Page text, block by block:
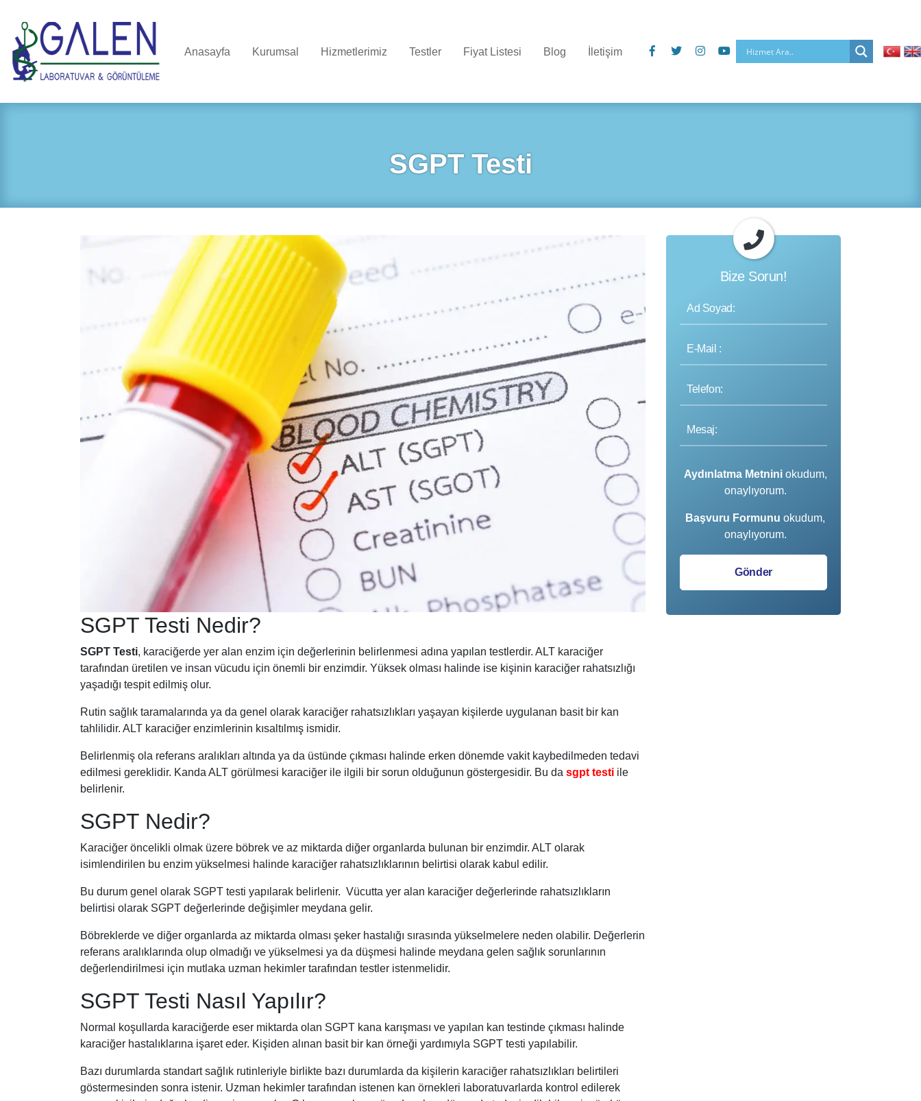
Anasayfa Kurumsal Hizmetlerimiz Testler Fiyat Listesi Blog İletişim
SGPT Testi
SGPT Testi Nedir?
SGPT Testi, karaciğerde yer alan enzim için değerlerinin belirlenmesi adına yapılan testlerdir. ALT karaciğer
tarafından üretilen ve insan vücudu için önemli bir enzimdir. Yüksek olması halinde ise kişinin karaciğer rahatsızlığı
yaşadığı tespit edilmiş olur.
Rutin sağlık taramalarında ya da genel olarak karaciğer rahatsızlıkları yaşayan kişilerde uygulanan basit bir kan
tahlilidir. ALT karaciğer enzimlerinin kısaltılmış ismidir.
Belirlenmiş ola referans aralıkları altında ya da üstünde çıkması halinde erken dönemde vakit kaybedilmeden tedavi
edilmesi gereklidir. Kanda ALT görülmesi karaciğer ile ilgili bir sorun olduğunun göstergesidir. Bu da sgpt testi ile
belirlenir.
SGPT Nedir?
Karaciğer öncelikli olmak üzere böbrek ve az miktarda diğer organlarda bulunan bir enzimdir. ALT olarak
isimlendirilen bu enzim yükselmesi halinde karaciğer rahatsızlıklarının belirtisi olarak kabul edilir.
Bu durum genel olarak SGPT testi yapılarak belirlenir. Vücutta yer alan karaciğer değerlerinde rahatsızlıkların
belirtisi olarak SGPT değerlerinde değişimler meydana gelir.
Böbreklerde ve diğer organlarda az miktarda olması şeker hastalığı sırasında yükselmelere neden olabilir. Değerlerin
referans aralıklarında olup olmadığı ve yükselmesi ya da düşmesi halinde meydana gelen sağlık sorunlarının
değerlendirilmesi için mutlaka uzman hekimler tarafından testler istenmelidir.
SGPT Testi Nasıl Yapılır?
Normal koşullarda karaciğerde eser miktarda olan SGPT kana karışması ve yapılan kan testinde çıkması halinde
karaciğer hastalıklarına işaret eder. Kişiden alınan basit bir kan örneği yardımıyla SGPT testi yapılabilir.
Bazı durumlarda standart sağlık rutinleriyle birlikte bazı durumlarda da kişilerin karaciğer rahatsızlıkları belirtileri
göstermesinden sonra istenir. Uzman hekimler tarafından istenen kan örnekleri laboratuvarlarda kontrol edilerek
Bize Sorun!
Aydınlatma Metniniokudum,
onaylıyorum.
Başvuru Formunu okudum,
onaylıyorum.